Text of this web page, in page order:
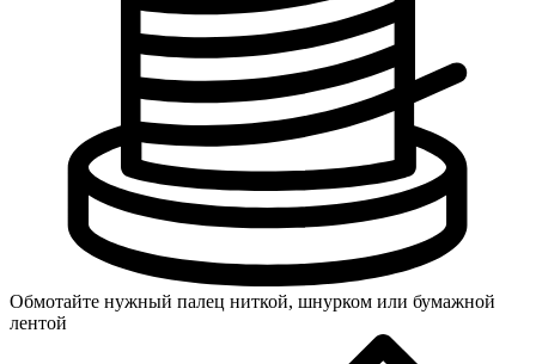
Обмотайте нужный палец ниткой, шнурком или бумажной
лентой